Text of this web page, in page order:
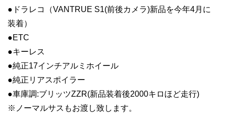
●ドラレコ（VANTRUE S1(前後カメラ)新品を今年4月に
装着）
●ETC
●キーレス
●純正17インチアルミホイール
●純正リアスポイラー
●車庫調:ブリッツZZR(新品装着後2000キロほど走行)
※ノーマルサスもお渡し致します。